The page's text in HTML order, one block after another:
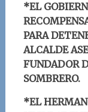
*EL
PARA
ALCALDE
FUNDADOR
SOMBRERO.
*EL